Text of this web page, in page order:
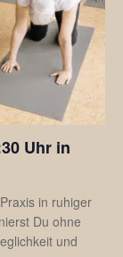
Uhr in
in ruhiger
Du ohne
und